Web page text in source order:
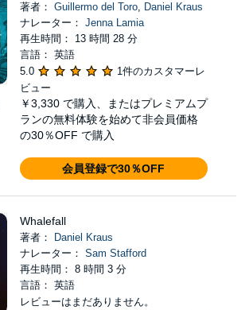
著者： Guillermo del Toro, Daniel Kraus
ナレーター： Jenna Lamia
再生時間： 13 時間 28 分
言語： 英語
5.0
1件のカスタマーレ
ビュー
￥3,330 で購入、またはプレミアムプ
ランの無料体験を始めて非会員価格
の30％OFF で購入
会員登録で30％OFF
Whalefall
著者：
Daniel Kraus
ナレーター： Sam Stafford
再生時間： 8 時間 3 分
言語： 英語
レビューはまだありません。